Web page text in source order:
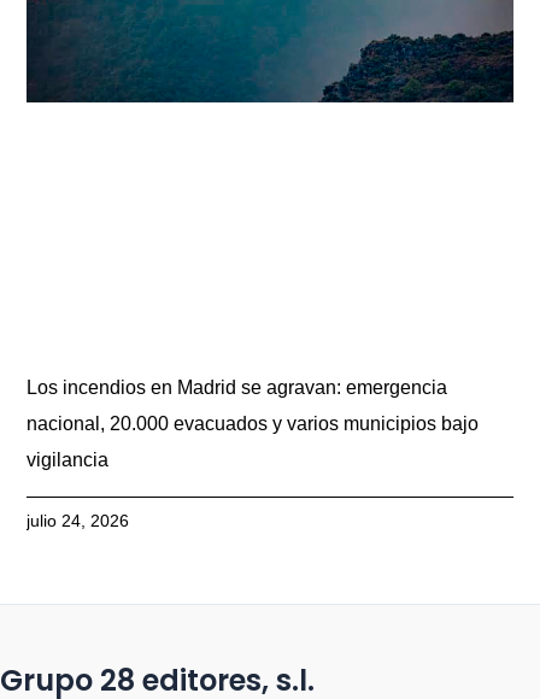
Los incendios en Madrid se agravan: emergencia
nacional, 20.000 evacuados y varios municipios bajo
vigilancia
julio 24, 2026
Grupo 28 editores, s.l.